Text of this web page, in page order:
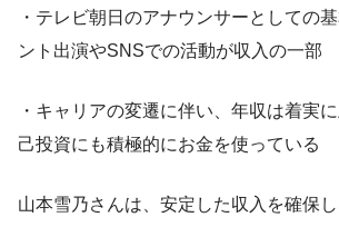
・テレビ朝日のアナウンサーとしての
ント出演やSNSでの活動が収入の一部
・キャリアの変遷に伴い、年収は着実
己投資にも積極的にお金を使っている
山本雪乃さんは、安定した収入を確保